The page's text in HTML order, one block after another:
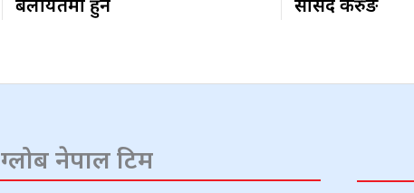
बेलायतमा हुने
सांसद केरुङ
ग्लोब नेपाल टिम